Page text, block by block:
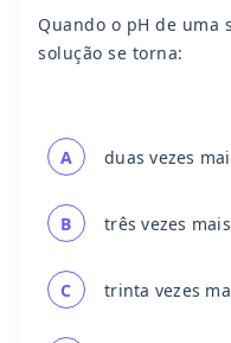
Quando o pH de uma
solução se torna:
A duas vezes
B três vezes
C trinta vezes